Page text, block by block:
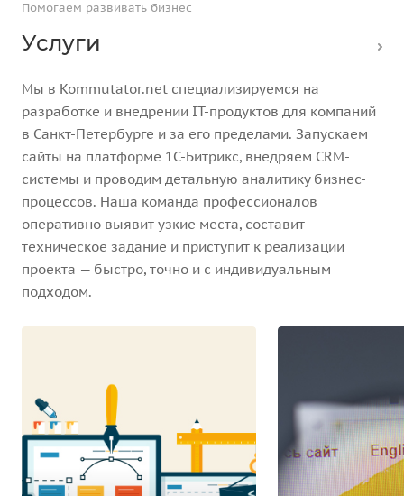
Помогаем развивать бизнес
Услуги
Мы в Kommutator.net специализируемся на
разработке и внедрении IT-продуктов для компаний
в Санкт-Петербурге и за его пределами. Запускаем
сайты на платформе 1С-Битрикс, внедряем CRM-
системы и проводим детальную аналитику бизнес-
процессов. Наша команда профессионалов
оперативно выявит узкие места, составит
техническое задание и приступит к реализации
проекта — быстро, точно и с индивидуальным
подходом.